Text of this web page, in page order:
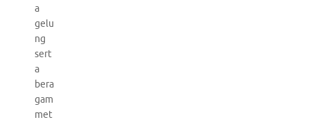
a
gelu
ng
sert
a
bera
gam
met